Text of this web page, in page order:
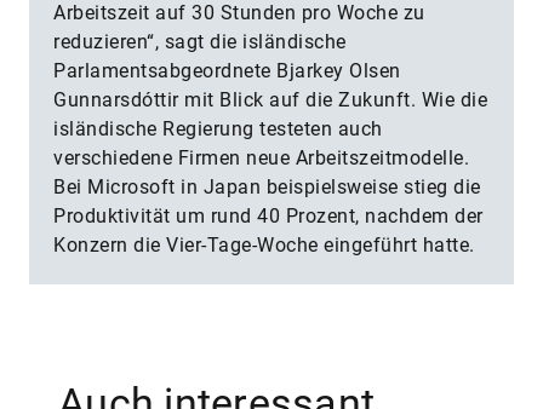
Arbeitszeit auf 30 Stunden pro Woche zu
reduzieren“, sagt die isländische
Parlamentsabgeordnete Bjarkey Olsen
Gunnarsdóttir mit Blick auf die Zukunft. Wie die
isländische Regierung testeten auch
verschiedene Firmen neue Arbeitszeitmodelle.
Bei Microsoft in Japan beispielsweise stieg die
Produktivität um rund 40 Prozent, nachdem der
Konzern die Vier-Tage-Woche eingeführt hatte.